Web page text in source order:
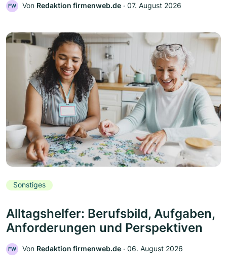
FW Von Redaktion firmenweb.de ‧ 07. August 2026
Sonstiges
Alltagshelfer: Berufsbild, Aufgaben,
Anforderungen und Perspektiven
FW Von Redaktion firmenweb.de ‧ 06. August 2026